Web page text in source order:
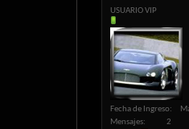
USUARIO VIP
Fecha de Ingreso
Mensajes
2